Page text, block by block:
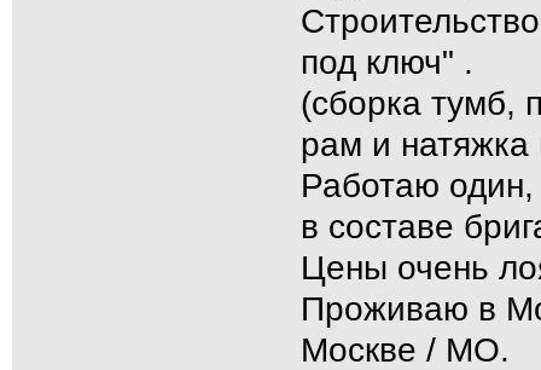
под ключ" .
(сборка тумб,
рам и натяжка
Работаю
в составе
Цены очень
Проживаю в
Москве / МО.